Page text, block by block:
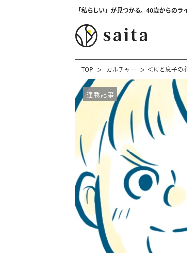
「私らしい」が見つかる。40歳からのラ
TOP カルチャー ＜母と息子の
連載記事